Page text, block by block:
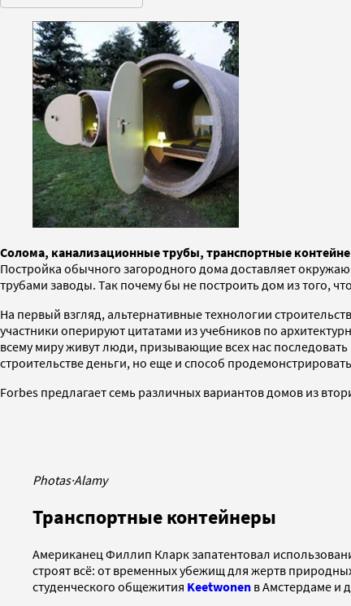
Солома, канализационные трубы, транспортные
Постройка обычного загородного дома доставляет
трубами заводы. Так почему бы не построить дом из того,
На первый взгляд, альтернативные технологии
участники оперируют цитатами из учебников по
всему миру живут люди, призывающие всех нас
строительстве деньги, но еще и способ
Forbes предлагает семь различных вариантов домов из
Photas·Alamy
Транспортные контейнеры
Американец Филлип Кларк запатентовал
строят всё: от временных убежищ для жертв
студенческого общежития Keetwonen в Амстердаме и